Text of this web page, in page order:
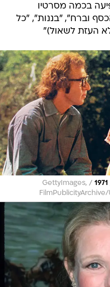
היא הופיעה בכמה מסרטיו
וברח", "בננות", "כל
העזת לשאול)"
/
GettyImages,